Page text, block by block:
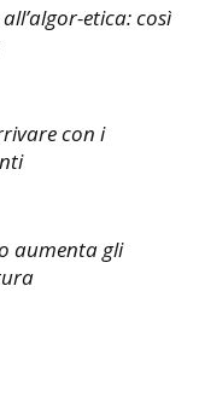
etica: così
con i
aumenta gli